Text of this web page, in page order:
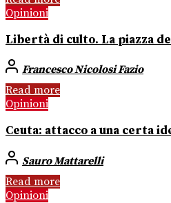
Opinioni
Libertà di culto. La piazza
Francesco Nicolosi Fazio
Read more
Opinioni
Ceuta: attacco a una certa
Sauro Mattarelli
Read more
Opinioni